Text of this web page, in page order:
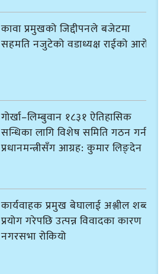
कावा प्रमुखको जिद्दीपनले बजेटमा
सहमति नजुटेको वडाध्यक्ष राईको आरोप
गोर्खा–लिम्बुवान १८३१ ऐतिहासिक
सन्धिका लागि विशेष समिति गठन गर्न
प्रधानमन्त्रीसँग आग्रह: कुमार लिङ्देन
कार्यवाहक प्रमुख बेघालाई अश्लील शब्द
प्रयोग गरेपछि उत्पन्न विवादका कारण
नगरसभा रोकियो